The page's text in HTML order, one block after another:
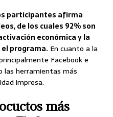
participantes afirma
de los cuales 92% son
económica y la
programa. En cuanto a la
Facebook e
las herramientas más
impresa.
más